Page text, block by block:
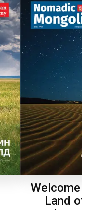
Welcome
Land of